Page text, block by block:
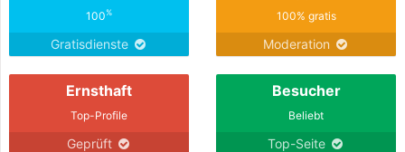
100%
Gratisdienste
100% gratis
Moderation
Ernsthaft
Top-Profile
Geprüft
Besucher
Beliebt
Top-Seite